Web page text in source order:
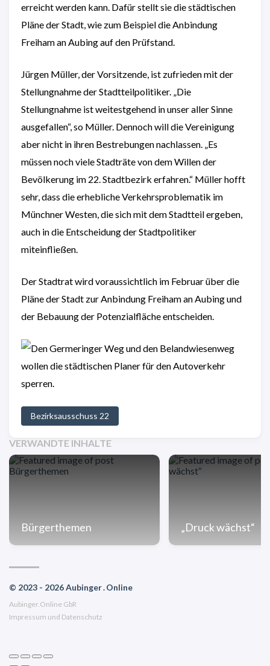
erreicht werden kann. Dafür stellt sie die städtischen
Pläne der Stadt, wie zum Beispiel die Anbindung
Freiham an Aubing auf den Prüfstand.
Jürgen Müller, der Vorsitzende, ist zufrieden mit der
Stellungnahme der Stadtteilpolitiker. „Die
Stellungnahme ist weitestgehend in unser aller Sinne
ausgefallen“, so Müller. Dennoch will die Vereinigung
aber nicht in ihren Bestrebungen nachlassen. „Es
müssen noch viele Stadträte von dem Willen der
Bevölkerung im 22. Stadtbezirk erfahren.“ Müller hofft
sehr, dass die erhebliche Verkehrsproblematik im
Münchner Westen, die sich mit dem Stadtteil ergeben,
auch in die Entscheidung der Stadtpolitiker
miteinfließen.
Der Stadtrat wird voraussichtlich im Februar über die
Pläne der Stadt zur Anbindung Freiham an Aubing und
der Bebauung der Potenzialfläche entscheiden.
Bezirksausschuss 22
VERWANDTE INHALTE
Bürgerthemen „Druck wächst“
© 2023 - 2026 Aubinger . Online
Aubinger.Online GbR
Impressum und Datenschutz